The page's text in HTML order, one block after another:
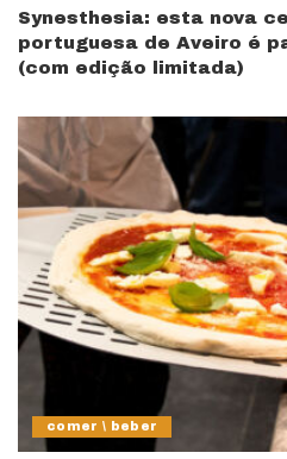
Synesthesia: esta nova
portuguesa de Aveiro é
(com edição limitada)
comer \ beber